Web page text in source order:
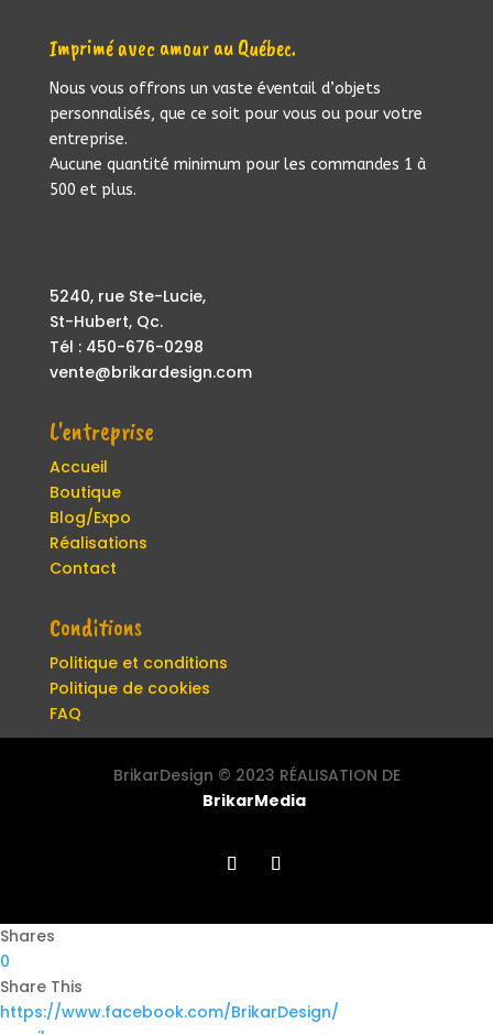
Imprimé avec amour au Québec.
Nous vous offrons un vaste éventail d’objets
personnalisés, que ce soit pour vous ou pour votre
entreprise.
Aucune quantité minimum pour les commandes 1 à
500 et plus.
5240, rue Ste-Lucie,
St-Hubert, Qc.
Tél : 450-676-0298
vente@brikardesign.com
L'entreprise
Accueil
Boutique
Blog/Expo
Réalisations
Contact
Conditions
Politique et conditions
Politique de cookies
FAQ
BrikarDesign © 2023 RÉALISATION DE
BrikarMedia
Shares
0
Share This
https://www.facebook.com/BrikarDesign/